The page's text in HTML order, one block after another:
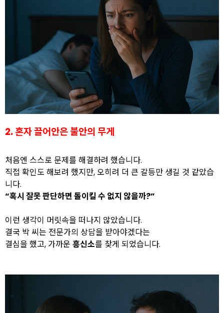
2. 혼자 끌어안은 불안의 무게
처음엔 스스로 문제를 해결하려 했습니다.
직접 확인도 해보려 했지만, 오히려 더 큰 갈등만 생길 것 같았습
니다.
“혹시 잘못 판단하면 돌이킬 수 없지 않을까?”
이런 생각이 머릿속을 떠나지 않았습니다.
결국 박 씨는 전문가의 상담을 받아야겠다는
결심을 했고, 가까운 흥신소를 찾게 되었습니다.